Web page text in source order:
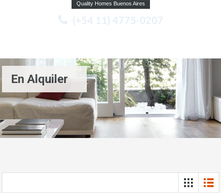
Quality Homes Buenos Aires
(+54 11) 4775-0207
En Alquiler